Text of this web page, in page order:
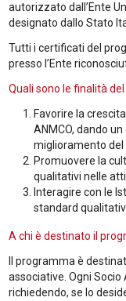
autorizzato dall’Ente
designato dallo Stato
Tutti i certificati del
presso l’Ente
Quali sono le finalità del
Favorire la
ANMCO, dando
miglioramento del
Promuovere la
qualitativi nelle
Interagire con le
standard
A chi è destinato il
Il programma è
associative. Ogni
richiedendo, se lo